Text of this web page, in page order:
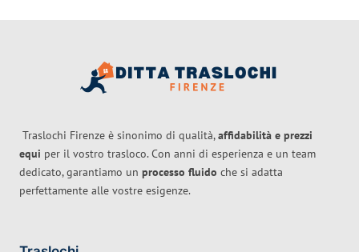
Traslochi Firenze è sinonimo di qualità,affidabilità e prezzi
equi per il vostro trasloco. Con anni di esperienza e un team
dedicato, garantiamo un processo fluido che si adatta
perfettamente alle vostre esigenze.